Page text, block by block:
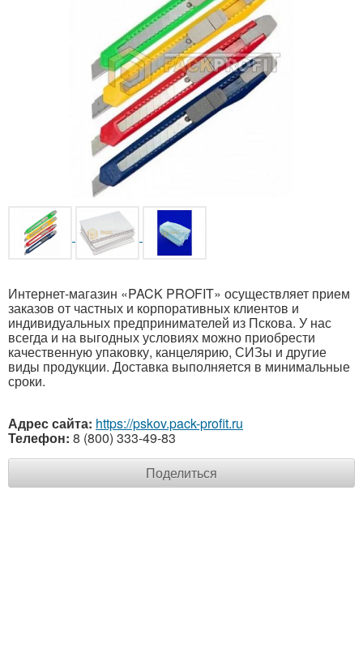
Интернет-магазин «PACK PROFIT» осуществляет прием
заказов от частных и корпоративных клиентов и
индивидуальных предпринимателей из Пскова. У нас
всегда и на выгодных условиях можно приобрести
качественную упаковку, канцелярию, СИЗы и другие
виды продукции. Доставка выполняется в минимальные
сроки.
Адрес сайта: https://pskov.pack-profit.ru
Телефон: 8 (800) 333-49-83
Поделиться